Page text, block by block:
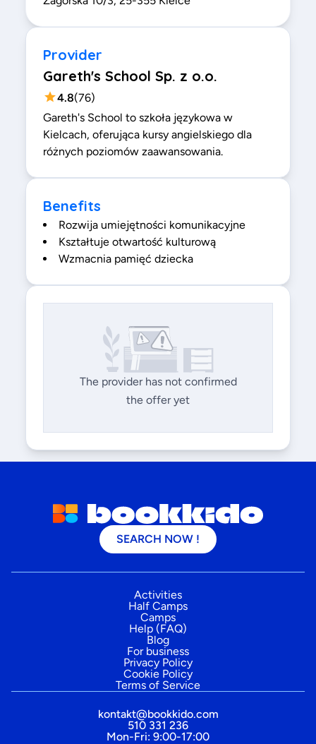
Provider
Gareth's School Sp. z o.o.
4.8(76)
Gareth's School to szkoła językowa w
Kielcach, oferująca kursy angielskiego dla
różnych poziomów zaawansowania.
Benefits
Rozwija umiejętności komunikacyjne
Kształtuje otwartość kulturową
Wzmacnia pamięć dziecka
The provider has not confirmed
the offer yet
SEARCH NOW !
Activities
Half Camps
Camps
Help (FAQ)
Blog
For business
Privacy Policy
Cookie Policy
Terms of Service
kontakt@bookkido.com
510 331 236
Mon-Fri: 9:00-17:00